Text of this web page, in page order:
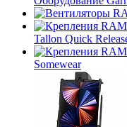
Tallon Quick
Somewear